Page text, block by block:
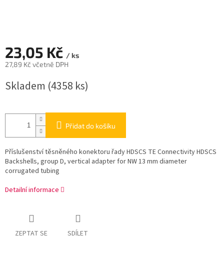
23,05 Kč / ks
27,89 Kč včetně DPH
cena:
Skladem (4358 ks)
Přidat do košíku
Příslušenství těsněného konektoru řady HDSCS TE Connectivity HDSCS
Backshells, group D, vertical adapter for NW 13 mm diameter
corrugated tubing
Detailní informace
ZEPTAT SE SDÍLET